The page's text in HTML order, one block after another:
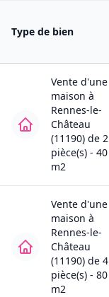
Type de bien
Vente d'une
maison à
Rennes-le-
Château
(11190) de 2
pièce(s) - 40
m2
Vente d'une
maison à
Rennes-le-
Château
(11190) de 4
pièce(s) - 80
m2